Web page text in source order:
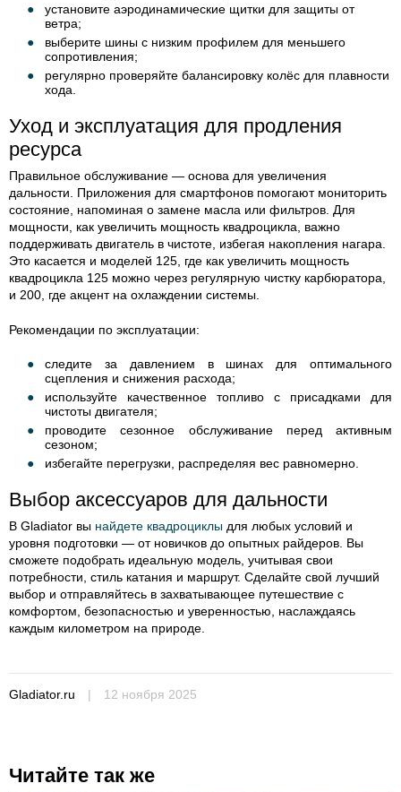
установите аэродинамические щитки для защиты от
ветра;
выберите шины с низким профилем для меньшего
сопротивления;
регулярно проверяйте балансировку колёс для плавности
хода.
Уход и эксплуатация для продления
ресурса
Правильное обслуживание — основа для увеличения
дальности. Приложения для смартфонов помогают мониторить
состояние, напоминая о замене масла или фильтров. Для
мощности, как увеличить мощность квадроцикла, важно
поддерживать двигатель в чистоте, избегая накопления нагара.
Это касается и моделей 125, где как увеличить мощность
квадроцикла 125 можно через регулярную чистку карбюратора,
и 200, где акцент на охлаждении системы.
Рекомендации по эксплуатации:
следите за давлением в шинах для оптимального
сцепления и снижения расхода;
используйте качественное топливо с присадками для
чистоты двигателя;
проводите сезонное обслуживание перед активным
сезоном;
избегайте перегрузки, распределяя вес равномерно.
Выбор аксессуаров для дальности
В Gladiator вы найдете квадроциклы для любых условий и
уровня подготовки — от новичков до опытных райдеров. Вы
сможете подобрать идеальную модель, учитывая свои
потребности, стиль катания и маршрут. Сделайте свой лучший
выбор и отправляйтесь в захватывающее путешествие с
комфортом, безопасностью и уверенностью, наслаждаясь
каждым километром на природе.
Gladiator.ru | 12 ноября 2025
Читайте так же